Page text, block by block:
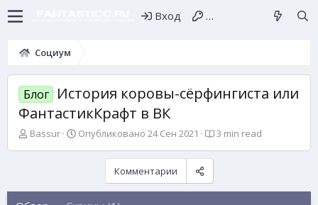
Вход Регистрация
Социум
Блог
История коровы-сёрфингиста или
ФантастикКрафт в ВК
А
Bassur
О
Опубликовано 24 Сен 2021 3 min read
Комментарии